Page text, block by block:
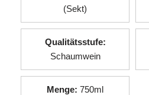
(Sekt)
Qualitätsstufe:
Schaumwein
Menge: 750ml